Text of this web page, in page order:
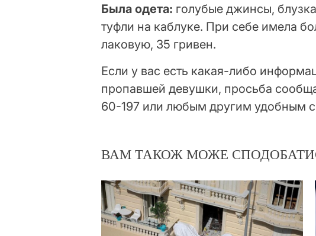
Была одета: голубые джинсы,
туфли на каблуке. При себе имела
лаковую, 35 гривен.
Если у вас есть какая-либо
пропавшей девушки, просьба
60-197 или любым другим удобным
ВАМ ТАКОЖ МОЖЕ